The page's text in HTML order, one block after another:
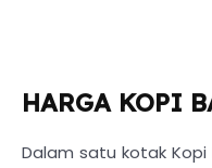
HARGA KOPI
Dalam satu kotak